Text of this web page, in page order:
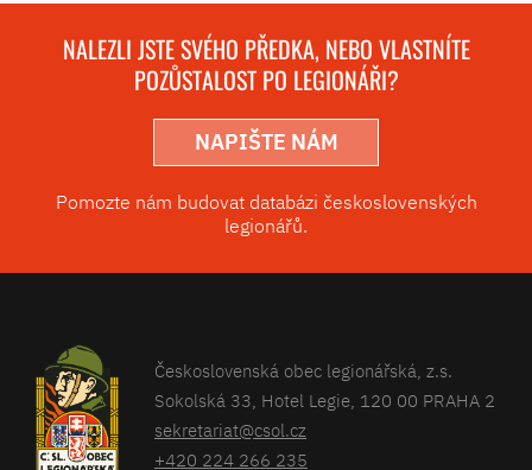
NALEZLI JSTE SVÉHO PŘEDKA, NEBO VLASTNÍTE
POZŮSTALOST PO LEGIONÁŘI?
NAPIŠTE NÁM
Pomozte nám budovat databázi československých
legionářů.
Československá obec legionářská, z.s.
Sokolská 33, Hotel Legie, 120 00 PRAHA 2
sekretariat@csol.cz
+420 224 266 235